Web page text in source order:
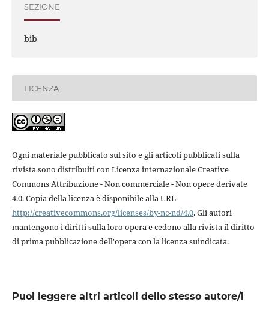
SEZIONE
bib
LICENZA
Ogni materiale pubblicato sul sito e gli articoli pubblicati sulla
rivista sono distribuiti con Licenza internazionale Creative
Commons Attribuzione - Non commerciale - Non opere derivate
4.0. Copia della licenza è disponibile alla URL
http://creativecommons.org/licenses/by-nc-nd/4.0. Gli autori
mantengono i diritti sulla loro opera e cedono alla rivista il diritto
di prima pubblicazione dell'opera con la licenza suindicata.
Puoi leggere altri articoli dello stesso autore/i